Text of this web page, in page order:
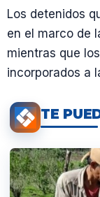
Los detenidos
en el marco de
mientras que
incorporados a
TE